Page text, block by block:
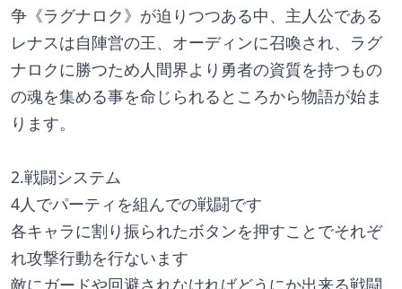
争《ラグナロク》が迫りつつある中、主人公である
レナスは自陣営の王、オーディンに召喚され、ラグ
ナロクに勝つため人間界より勇者の資質を持つもの
の魂を集める事を命じられるところから物語が始ま
ります。
2.戦闘システム
4人でパーティを組んでの戦闘です
各キャラに割り振られたボタンを押すことでそれぞ
れ攻撃行動を行ないます
敵にガードや回避されなければどうにか出来る戦闘